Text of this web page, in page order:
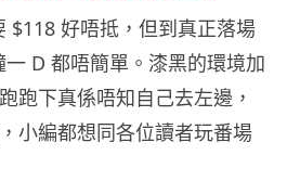
$118 好唔抵，但到真正落場
D 都唔簡單。漆黑的環境加
跑下真係唔知自己去左邊，
小編都想同各位讀者玩番場